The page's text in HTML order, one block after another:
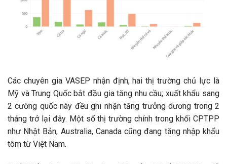
Các chuyên gia VASEP nhận định, hai thị trường chủ lực là
Mỹ và Trung Quốc bắt đầu gia tăng nhu cầu; xuất khẩu sang
2 cường quốc này đều ghi nhận tăng trưởng dương trong 2
tháng trở lại đây. Một số thị trường chính trong khối CPTPP
như Nhật Bản, Australia, Canada cũng đang tăng nhập khẩu
tôm từ Việt Nam.